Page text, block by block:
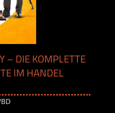
– DIE KOMPLETTE
IM HANDEL